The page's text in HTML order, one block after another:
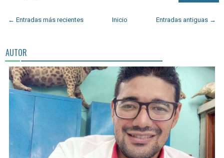
← Entradas más recientes Entradas antiguas →
Inicio
AUTOR